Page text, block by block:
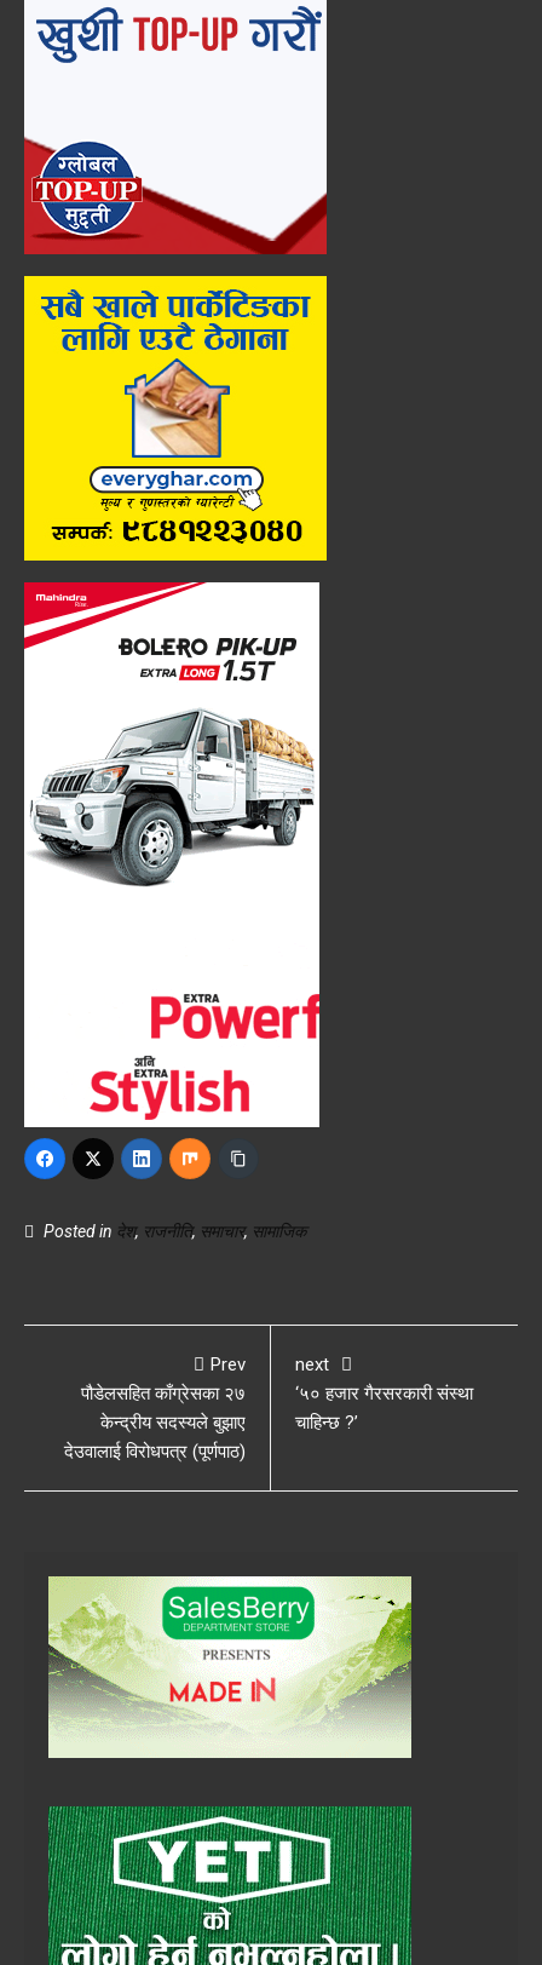
Posted in देश, राजनीति, समाचार, सामाजिक
Prev
पौडेलसहित काँग्रेसका २७
केन्द्रीय सदस्यले बुझाए
देउवालाई विरोधपत्र (पूर्णपाठ)
next
‘५० हजार गैरसरकारी संस्था
चाहिन्छ ?’